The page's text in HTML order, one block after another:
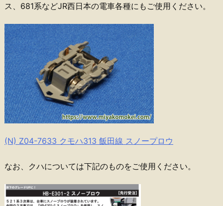
ス、681系などJR西日本の電車各種にもご使用ください。
(N) Z04-7633 クモハ313 飯田線 スノープロウ
なお、クハについては下記のものをご使用ください。